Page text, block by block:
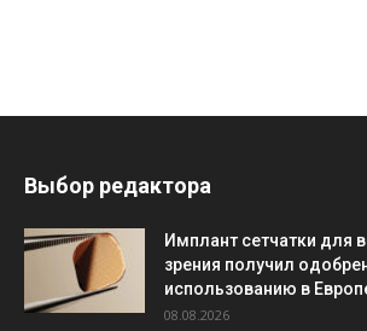
Выбор редактора
Имплант сетчатки для
зрения получил
использованию в
08.08.2026